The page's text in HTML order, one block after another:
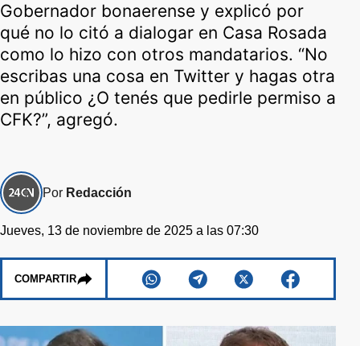
Gobernador bonaerense y explicó por
qué no lo citó a dialogar en Casa Rosada
como lo hizo con otros mandatarios. “No
escribas una cosa en Twitter y hagas otra
en público ¿O tenés que pedirle permiso a
CFK?”, agregó.
Por Redacción
Jueves, 13 de noviembre de 2025 a las 07:30
COMPARTIR